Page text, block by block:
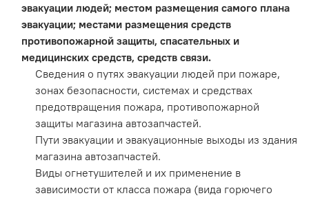
эвакуации людей; местом размещения самого плана
эвакуации; местами размещения средств
противопожарной защиты, спасательных и
медицинских средств, средств связи.
Сведения о путях эвакуации людей при пожаре,
зонах безопасности, системах и средствах
предотвращения пожара, противопожарной
защиты магазина автозапчастей.
Пути эвакуации и эвакуационные выходы из здания
магазина автозапчастей.
Виды огнетушителей и их применение в
зависимости от класса пожара (вида горючего